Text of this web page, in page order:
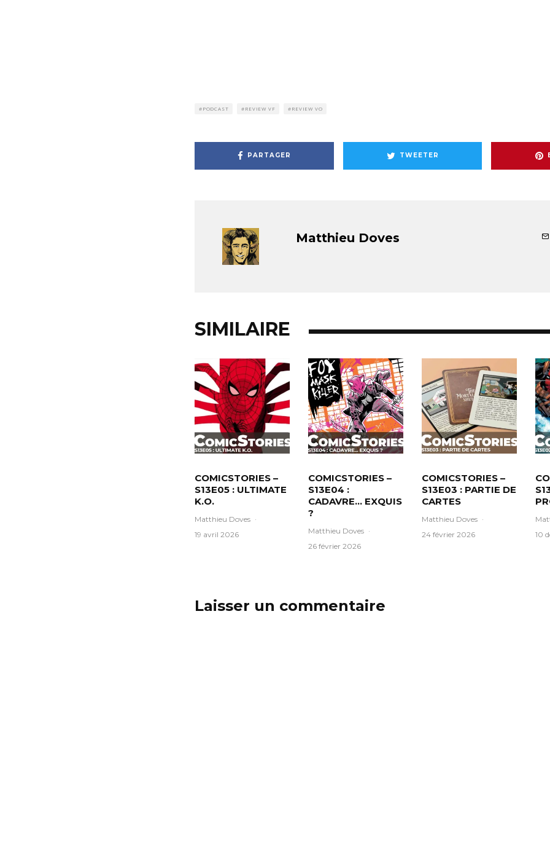
PODCAST REVIEW VF REVIEW VO
PARTAGER TWEETER
Matthieu Doves
SIMILAIRE
COMICSTORIES –
S13E05 : ULTIMATE
K.O.
Matthieu Doves ·
19 avril 2026
COMICSTORIES –
S13E04 :
CADAVRE… EXQUIS
?
Matthieu Doves ·
26 février 2026
COMICSTORIES –
S13E03 : PARTIE DE
CARTES
Matthieu Doves ·
24 février 2026
10
Laisser un commentaire